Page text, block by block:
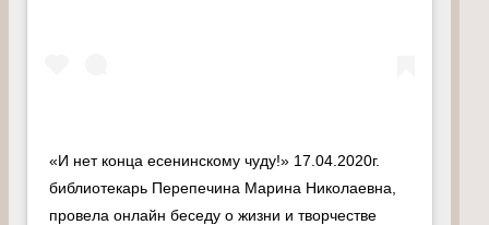
«И нет конца есенинскому чуду!» 17.04.2020г.
библиотекарь Перепечина Марина Николаевна,
провела онлайн беседу о жизни и творчестве